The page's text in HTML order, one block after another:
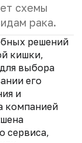
схемы
рака.
решений
кишки,
выбора
его
и
компанией
сервиса,